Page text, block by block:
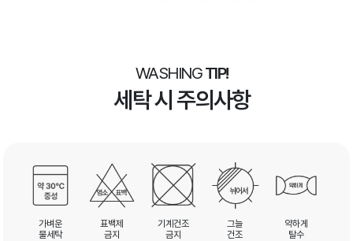
WASHINGTIP!
세탁 시 주의사항
가벼운
물세탁
표백제
금지
기계건조
금지
그늘
건조
약하게
탈수